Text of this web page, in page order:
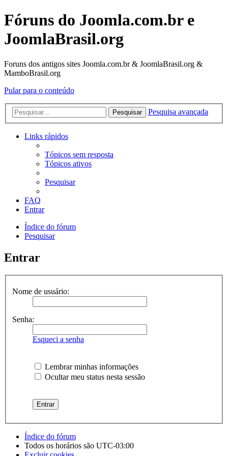
Fóruns do Joomla.com.br e
JoomlaBrasil.org
Foruns dos antigos sites Joomla.com.br & JoomlaBrasil.org &
MamboBrasil.org
Pular para o conteúdo
Pesquisar Pesquisa avançada
Links rápidos
Tópicos sem resposta
Tópicos ativos
Pesquisar
FAQ
Entrar
Índice do fórum
Pesquisar
Entrar
Nome de usuário:
Senha:
Esqueci a senha
Lembrar minhas informações
Ocultar meu status nesta sessão
Índice do fórum
Todos os horários são UTC-03:00